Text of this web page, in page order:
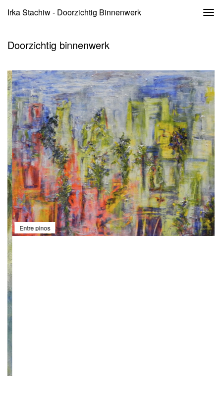
Irka Stachiw - Doorzichtig Binnenwerk
Doorzichtig binnenwerk
Entre pinos